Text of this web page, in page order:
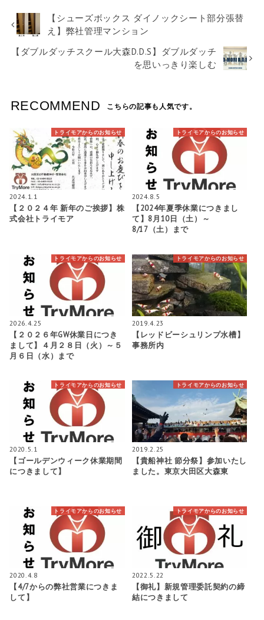
【シューズボックス ダイノックシート部分張替
え】弊社管理マンション
【ダブルダッチスクール大森D.D.S】ダブルダッチ
を思いっきり楽しむ
RECOMMEND こちらの記事も人気です。
トライモアからのお知らせ
2024.1.1
【２０２４年 新年のご挨拶】株
式会社トライモア
トライモアからのお知らせ
2024.8.5
【2024年夏季休業につきまし
て】8月10日（土）～
8/17（土）まで
トライモアからのお知らせ
2026.4.25
【２０２６年GW休業日につき
まして】４月２８日（火）～５
月６日（水）まで
トライモアからのお知らせ
2019.4.23
【レッドビーシュリンプ水槽】
事務所内
トライモアからのお知らせ
2020.5.1
【ゴールデンウィーク休業期間
につきまして】
トライモアからのお知らせ
2019.2.25
【貴船神社 節分祭】参加いたし
ました。東京大田区大森東
トライモアからのお知らせ
2020.4.8
【4/7からの弊社営業につきま
して】
トライモアからのお知らせ
2022.5.22
【御礼】新規管理委託契約の締
結につきまして